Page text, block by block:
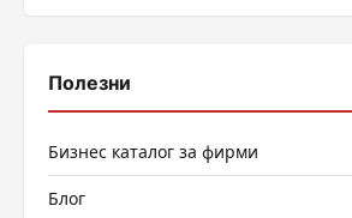
Полезни
Бизнес каталог за фирми
Блог